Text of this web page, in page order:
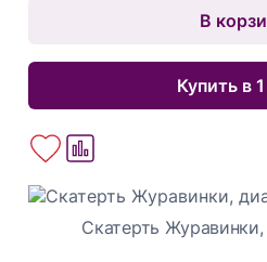
В
Купить в
Скатерть